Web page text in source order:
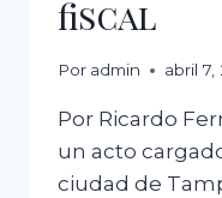
fiscal
Por admin abril 7,
Por Ricardo
un acto
ciudad de